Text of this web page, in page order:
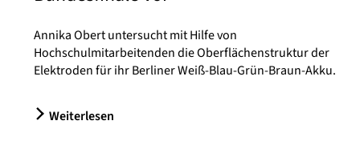
Annika Obert untersucht mit Hilfe von
Hochschulmitarbeitenden die Oberflächenstruktur der
Elektroden für ihr Berliner Weiß-Blau-Grün-Braun-Akku.
Weiterlesen